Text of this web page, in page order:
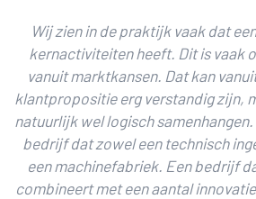
Wij zien in de praktijk vaak dat
kernactiviteiten heeft. Dit is vaak
vanuit marktkansen. Dat kan
klantpropositie erg verstandig zijn,
natuurlijk wel logisch samenhangen.
bedrijf dat zowel een technisch
een machinefabriek. Een bedrijf
combineert met een aantal